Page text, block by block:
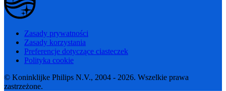
Zasady prywatności
Zasady korzystania
Preferencje dotyczące ciasteczek
Polityka cookie
© Koninklijke Philips N.V., 2004 - 2026. Wszelkie prawa
zastrzeżone.